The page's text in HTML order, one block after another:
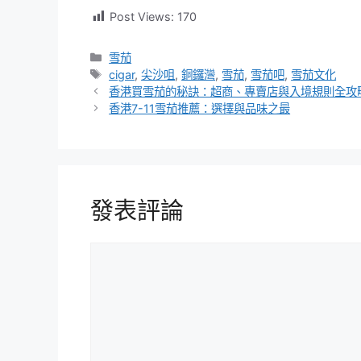
Post Views: 170
分
類
雪茄
標
籤
cigar,尖沙咀,銅鑼灣, 雪茄, 雪茄吧, 雪茄文化
香港買雪茄的秘訣：超商、專賣店與入境規則全攻
香港7-11雪茄推薦：選擇與品味之最
發表評論